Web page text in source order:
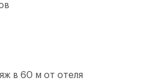
в 60 м от отеля